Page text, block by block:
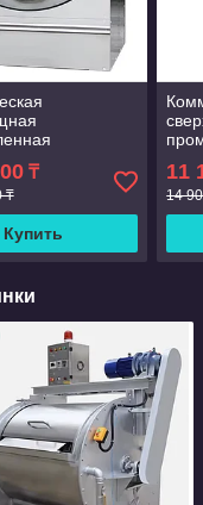
машина 50 кг
₸
₸
Купить
11
14